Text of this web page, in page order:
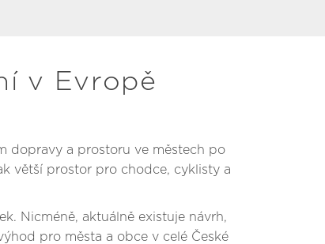
v Evropě
dopravy a prostoru ve městech po
větší prostor pro chodce, cyklisty a
Nicméně, aktuálně existuje návrh,
pro města a obce v celé České